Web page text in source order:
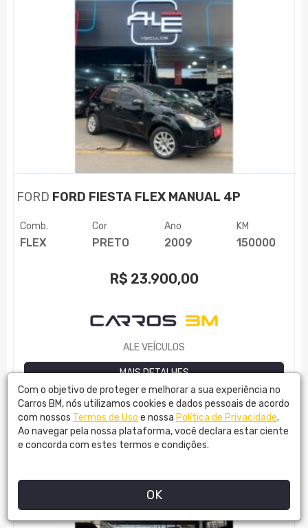
FORD FORD FIESTA FLEX MANUAL 4P
Comb.
FLEX
Cor
PRETO
Ano
2009
KM
150000
R$ 23.900,00
ALE VEÍCULOS
MAIS DETALHES
Com o objetivo de proteger e melhorar a sua experiência no
Carros BM, nós utilizamos cookies e dados pessoais de acordo
com nossos Termos de Uso e nossa Política de Privacidade.
Ao navegar pela nossa plataforma, você declara estar ciente
e concorda com estes termos e condições.
OK